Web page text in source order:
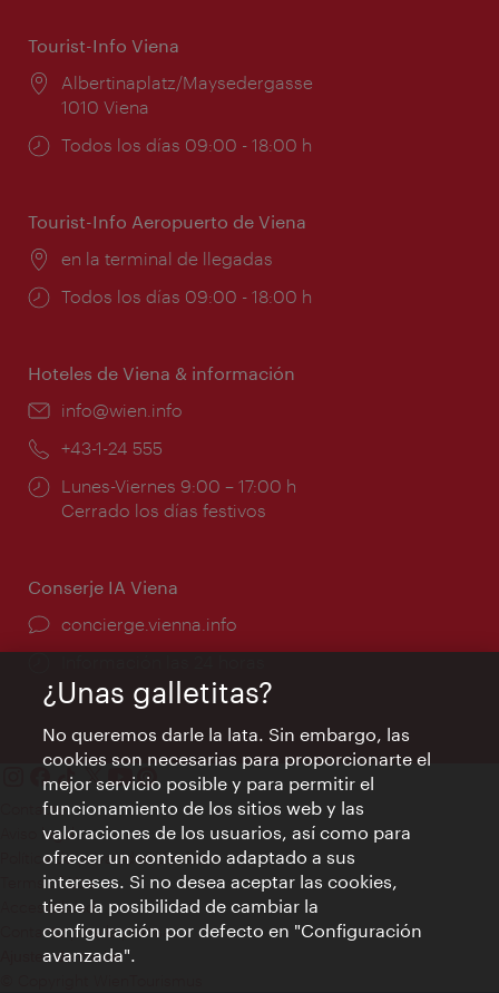
Tourist-Info Viena
Lugar:
Albertinaplatz/Maysedergasse
1010 Viena
Horarios
Todos los días 09:00 - 18:00 h
Tourist-Info Aeropuerto de Viena
Lugar:
en la terminal de llegadas
Horarios
Todos los días 09:00 - 18:00 h
Hoteles de Viena & información
e-
info@wien.info
Teléfono:
+43-1-24 555
Horarios
de
Lunes-Viernes 9:00 – 17:00 h
Cerrado los días festivos
Conserje IA Viena
concierge.vienna.info
Contacto
Aviso legal
Política de privacidad de datos
Terms of Use
Accesibilidad
Contacto para la prensa
Ajustes de cookie
¿Unas galletitas?
No queremos darle la lata. Sin embargo, las
cookies son necesarias para proporcionarte el
mejor servicio posible y para permitir el
funcionamiento de los sitios web y las
valoraciones de los usuarios, así como para
ofrecer un contenido adaptado a sus
intereses. Si no desea aceptar las cookies,
tiene la posibilidad de cambiar la
configuración por defecto en "Configuración
avanzada".